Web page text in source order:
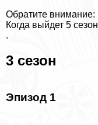
Обратите внимание:
Когда выйдет 5
.
3 сезон
Эпизод 1